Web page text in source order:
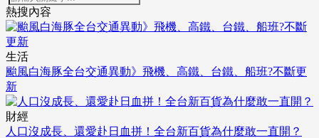
熱搜內容
生活
颱風白海豚全台交通異動》飛機、高鐵、台鐵、船班?不斷更
新
財經
人口沒成長、還愛赴日血拼！全台新百貨為什麼敢一直開？